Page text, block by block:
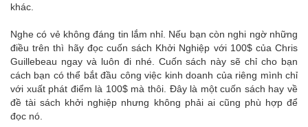
khác.
Nghe có vẻ không đáng tin lắm nhỉ. Nếu bạn còn nghi ngờ những
điều trên thì hãy đọc cuốn sách Khởi Nghiệp với 100$ của Chris
Guillebeau ngay và luôn đi nhé. Cuốn sách này sẽ chỉ cho bạn
cách bạn có thể bắt đầu công việc kinh doanh của riêng mình chỉ
với xuất phát điểm là 100$ mà thôi. Đây là một cuốn sách hay về
đề tài sách khởi nghiệp nhưng không phải ai cũng phù hợp để
đọc nó.